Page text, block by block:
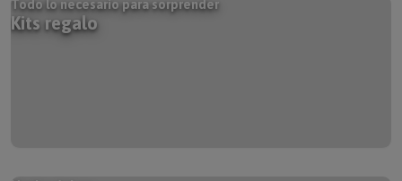
Kits regalo